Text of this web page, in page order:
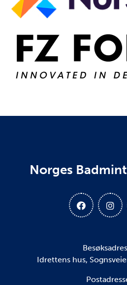
Norges
Idrettens hus,